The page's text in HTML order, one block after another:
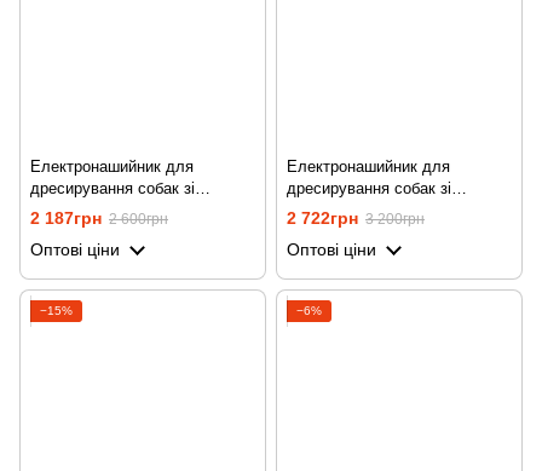
Електронашийник для
дресирування собак зі
струмом, вібрацією та звуком
iPets PET619-1, синій
2 187грн 2 600грн
Оптові ціни
Електронашийник для
дресирування собак зі
струмом, вібрацією та звуком
iPets PET619-1, на 2
нашийника, помаранчевий
2 722грн 3 200грн
Оптові ціни
−15% −6%